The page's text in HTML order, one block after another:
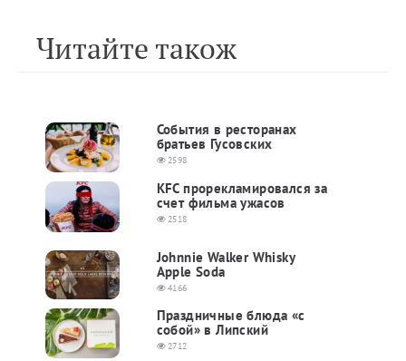
Читайте також
События в ресторанах
братьев Гусовских
2598
KFC прорекламировался за
счет фильма ужасов
2518
Johnnie Walker Whisky
Apple Soda
4166
Праздничные блюда «с
собой» в Липский
2712